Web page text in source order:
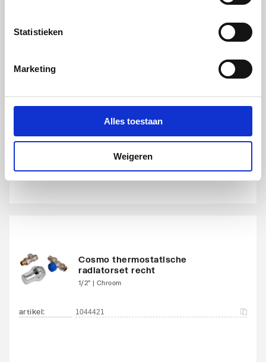
Statistieken
Marketing
Alles toestaan
Weigeren
Cosmo thermostatische
1/2" | Chroom
Cosmo thermostatische
radiatorset recht
1/2" | Chroom
artikel: 1044421